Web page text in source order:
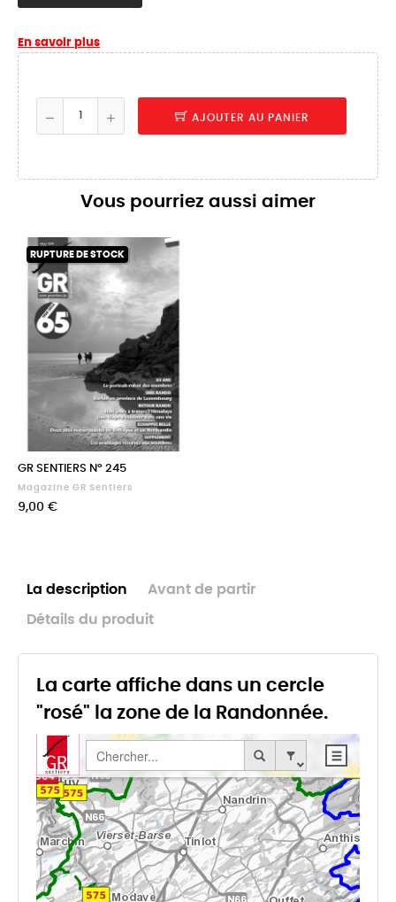
En savoir plus
AJOUTER AU PANIER
Vous pourriez aussi aimer
RUPTURE DE STOCK
GR SENTIERS N° 245
Magazine GR Sentiers
Prix
9,00 €
La description Avant de partir
Détails du produit
La carte affiche dans un cercle
"rosé" la zone de la Randonnée.